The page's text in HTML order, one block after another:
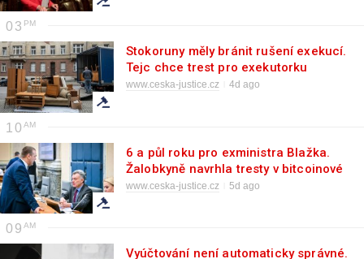
03
Stokoruny měly bránit rušení exekucí.
Tejc chce trest pro exekutorku
www.ceska-justice.cz 4d ago
10
6 a půl roku pro exministra Blažka.
Žalobkyně navrhla tresty v bitcoinové
kauze
www.ceska-justice.cz 5d ago
09
Vyúčtování není automaticky správné.